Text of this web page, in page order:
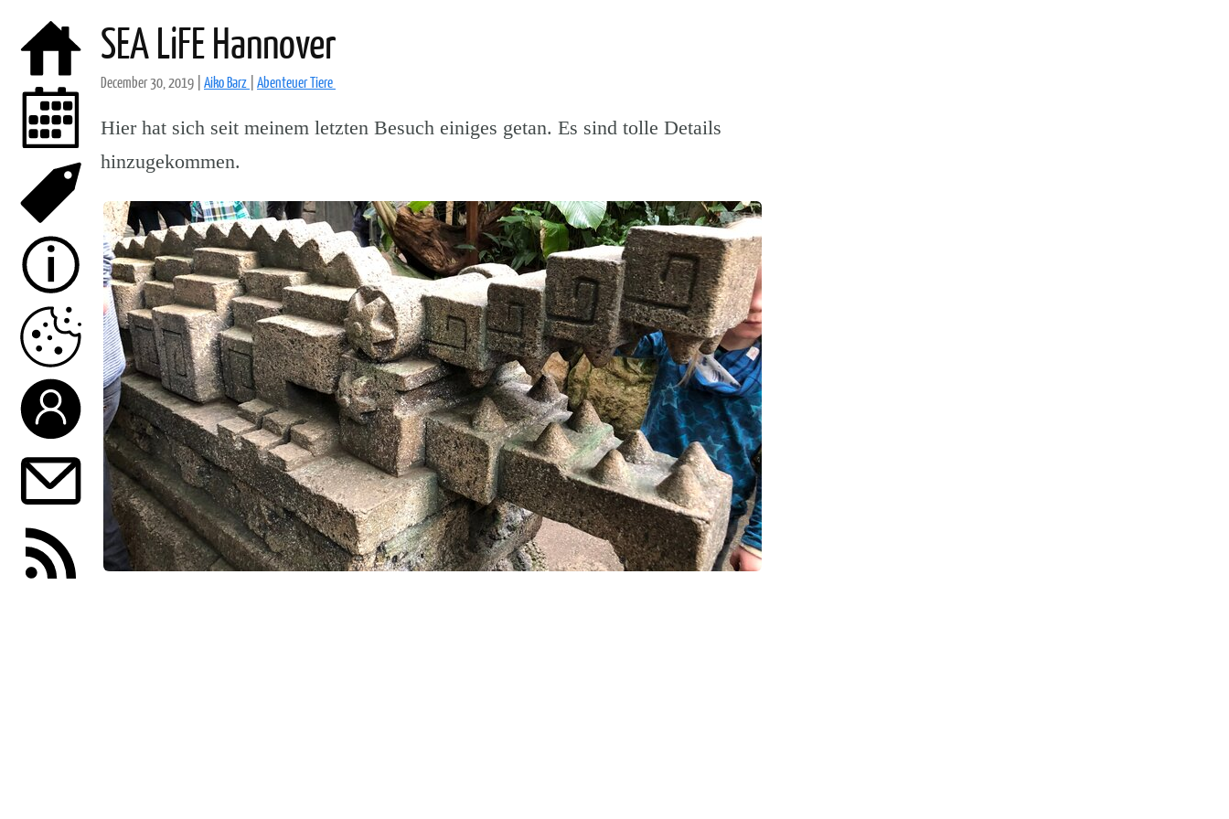
SEA LiFE Hannover
December 30, 2019 Aiko Barz Abenteuer Tiere
Hier hat sich seit meinem letzten Besuch einiges getan. Es sind tolle Details
hinzugekommen.